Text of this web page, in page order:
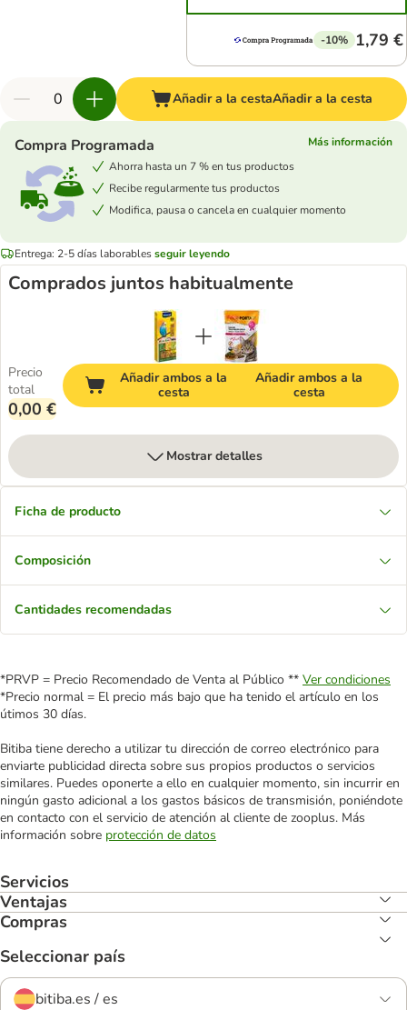
-10% 1,79 €
Añadir a la cestaAñadir a la cesta
Compra Programada
Más información
Ahorra hasta un 7 % en tus productos
Recibe regularmente tus productos
Modifica, pausa o cancela en cualquier momento
Entrega: 2-5 días laborablesseguir leyendo
Comprados juntos habitualmente
Precio
total
0,00 €
Añadir ambos a la
cesta
Añadir ambos a la
cesta
Mostrar detalles
Ficha de producto
Composición
Cantidades recomendadas
*PRVP = Precio Recomendado de Venta al Público ** Ver condiciones
*Precio normal = El precio más bajo que ha tenido el artículo en los
útimos 30 días.
Bitiba tiene derecho a utilizar tu dirección de correo electrónico para
enviarte publicidad directa sobre sus propios productos o servicios
similares. Puedes oponerte a ello en cualquier momento, sin incurrir en
ningún gasto adicional a los gastos básicos de transmisión, poniéndote
en contacto con el servicio de atención al cliente de zooplus. Más
información sobre protección de datos
Servicios
Ventajas
Compras
Seleccionar país
bitiba.es / es